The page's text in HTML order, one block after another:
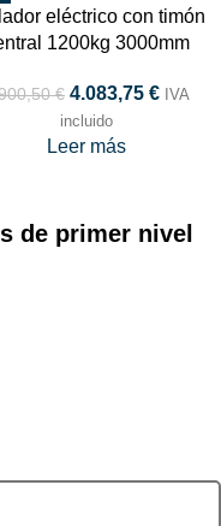
eléctrico con timón
1200kg 3000mm
€ 4.083,75 € IVA
incluido
Leer más
de primer nivel